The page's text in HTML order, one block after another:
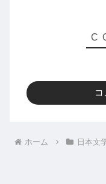
ホーム 日本文